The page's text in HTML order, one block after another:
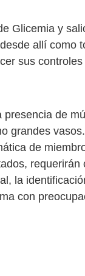
Glicemia y
allí como
sus
presencia de
grandes
de
requerirán
la
con